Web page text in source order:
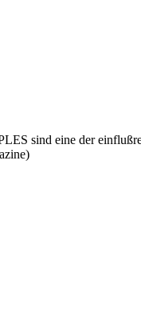
sind eine der